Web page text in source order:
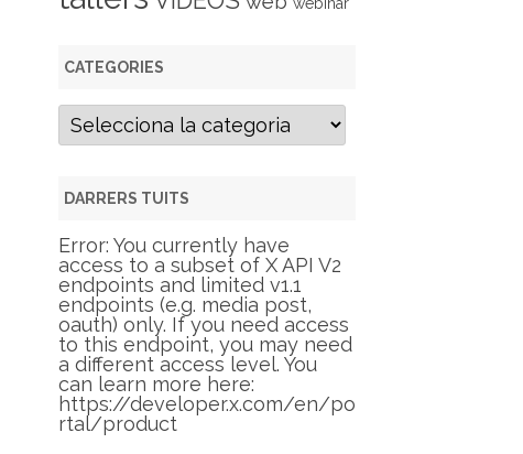
CATEGORIES
C
g
r
i
e
s
DARRERS TUITS
Error: You currently have
access to a subset of X API V2
endpoints and limited v1.1
endpoints (e.g. media post,
oauth) only. If you need access
to this endpoint, you may need
a different access level. You
can learn more here:
https://developer.x.com/en/po
rtal/product